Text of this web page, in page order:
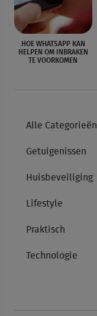
HOE WHATSAPP KAN
HELPEN OM INBRAKEN
TE VOORKOMEN
Alle Categorieën
Getuigenissen
Huisbeveiliging
Lifestyle
Praktisch
Technologie